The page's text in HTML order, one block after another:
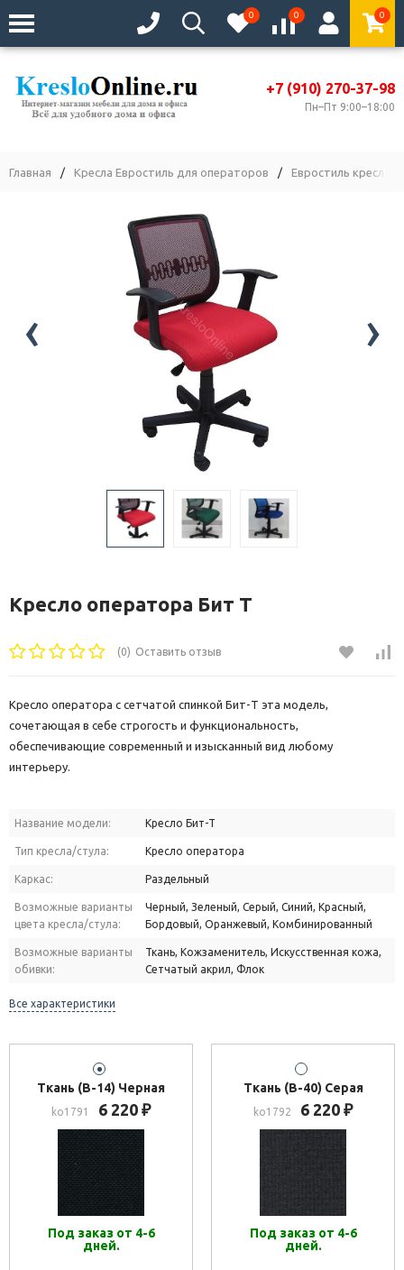
0 0 0
+7 (910) 270-37-98
Пн–Пт 9:00–18:00
Главная / Кресла Евростиль для операторов / Евростиль кресла с
‹ ›
Кресло оператора Бит Т
(0) Оставить отзыв
Кресло оператора с сетчатой спинкой Бит-T эта модель,
сочетающая в себе строгость и функциональность,
обеспечивающие современный и изысканный вид любому
интерьеру.
Название модели: Кресло Бит-T
Тип кресла/стула: Кресло оператора
Каркас: Раздельный
Возможные варианты
цвета кресла/стула:
Черный, Зеленый, Серый, Синий, Красный,
Бордовый, Оранжевый, Комбинированный
Возможные варианты
обивки:
Ткань, Кожзаменитель, Искусственная кожа,
Сетчатый акрил, Флок
Все характеристики
Ткань (В-14) Черная
ko1791 6 220 ₽
Под заказ от 4-6
дней.
Ткань (В-40) Серая
ko1792 6 220 ₽
Под заказ от 4-6
дней.